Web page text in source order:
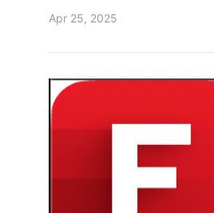
Apr 25, 2025